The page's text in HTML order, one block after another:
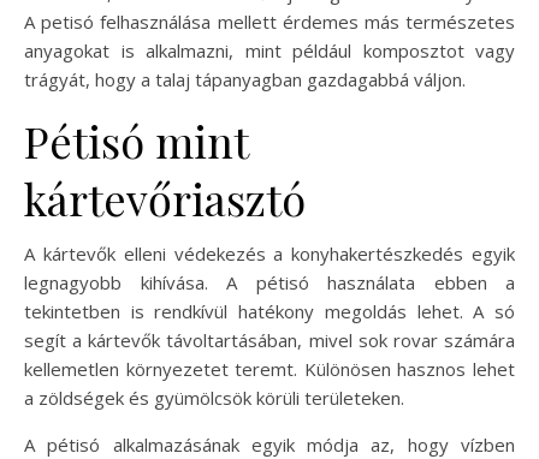
A petisó felhasználása mellett érdemes más természetes
anyagokat is alkalmazni, mint például komposztot vagy
trágyát, hogy a talaj tápanyagban gazdagabbá váljon.
Pétisó mint
kártevőriasztó
A kártevők elleni védekezés a konyhakertészkedés egyik
legnagyobb kihívása. A pétisó használata ebben a
tekintetben is rendkívül hatékony megoldás lehet. A só
segít a kártevők távoltartásában, mivel sok rovar számára
kellemetlen környezetet teremt. Különösen hasznos lehet
a zöldségek és gyümölcsök körüli területeken.
A pétisó alkalmazásának egyik módja az, hogy vízben